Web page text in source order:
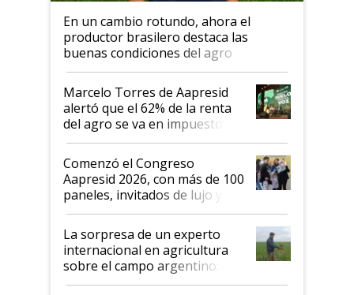
En un cambio rotundo, ahora el
productor brasilero destaca las
buenas condiciones del agro
argentino para invertir: "Los veo
más motivados"
Marcelo Torres de Aapresid
alertó que el 62% de la renta
del agro se va en impuestos:
"No es bueno que en
Argentina se sigan discutiendo
las mismas cosas de hace 50
años"
Comenzó el Congreso
Aapresid 2026, con más de 100
paneles, invitados de lujo y
todas las tendencias
La sorpresa de un experto
internacional en agricultura
sobre el campo argentino:
"Estoy muy impresionado"